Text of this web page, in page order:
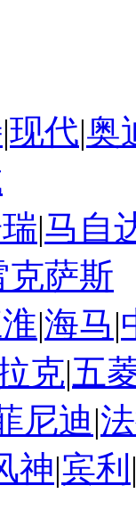
|现代|奥
|马自
克萨斯
|海马|
克|五
尼迪|
神|宾利